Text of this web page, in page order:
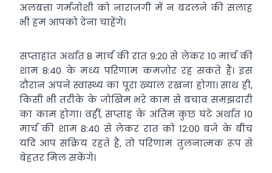
अलबत्ता गर्मजोशी को नाराजगी में न बदलने की सलाह
भी हम आपको देना चाहेंगे।
सप्ताहांत अर्थात 8 मार्च की रात 9:20 से लेकर 10 मार्च की
शाम 8:40 के मध्य परिणाम कमज़ोर रह सकते हैं। इस
दौरान अपने स्वास्थ्य का पूरा ख्याल रखना होगा। साथ ही,
किसी भी तरीके के जोखिम भरे काम से बचाव समझदारी
का काम होगा। वहीं, सप्ताह के अंतिम कुछ घंटे अर्थात 10
मार्च की शाम 8:40 से लेकर रात को 12:00 बजे के बीच
यदि आप सक्रिय रहते हैं, तो परिणाम तुलनात्मक रूप से
बेहतर मिल सकेंगे।